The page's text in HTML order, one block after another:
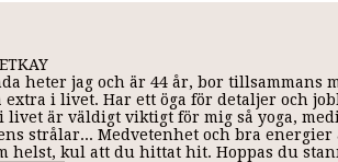
heter jag och är 44 år, bor tillsammans
i livet. Har ett öga för detaljer och
livet är väldigt viktigt för mig så yoga,
strålar... Medvetenhet och bra
helst, kul att du hittat hit. Hoppas du
och jord